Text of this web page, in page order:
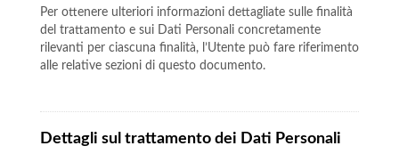
Per ottenere ulteriori informazioni dettagliate sulle finalità
del trattamento e sui Dati Personali concretamente
rilevanti per ciascuna finalità, l’Utente può fare riferimento
alle relative sezioni di questo documento.
Dettagli sul trattamento dei Dati Personali